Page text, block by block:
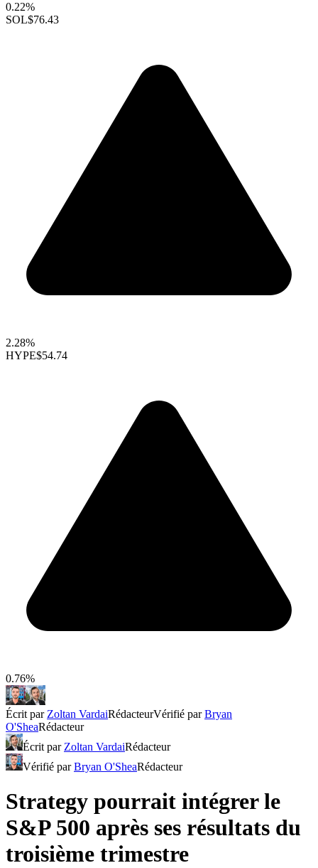
0.22%
SOL$76.43
2.28%
HYPE$54.74
0.76%
Écrit par Zoltan VardaiRédacteurVérifié parBryan
O'SheaRédacteur
Écrit par Zoltan VardaiRédacteur
Vérifié parBryan O'SheaRédacteur
Strategy pourrait intégrer le
S&P 500 après ses résultats du
troisième trimestre